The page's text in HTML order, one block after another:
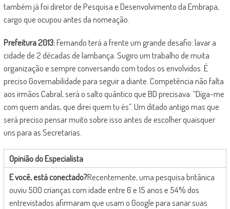
também já foi diretor de Pesquisa e Desenvolvimento da Embrapa,
cargo que ocupou antes da nomeação.
Prefeitura 2013:Fernando terá a frente um grande desafio: lavar a
cidade de 2 décadas de lambança. Sugiro um trabalho de muita
organização e sempre conversando com todos os envolvidos. É
preciso Governabilidade para seguir a diante. Competência não falta
aos irmãos Cabral, será o salto quântico que BD precisava. “Diga-me
com quem andas, que direi quem tu és”. Um ditado antigo mas que
será preciso pensar muito sobre isso antes de escolher quaisquer
uns para as Secretarias.
Opinião do Especialista
E você, está conectado?Recentemente, uma pesquisa britânica
ouviu 500 crianças com idade entre 6 e 15 anos e 54% dos
entrevistados afirmaram que usam o Google para sanar suas